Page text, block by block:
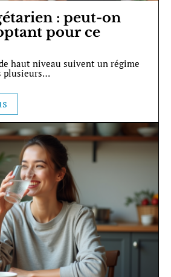
: peut-on
pour ce
haut niveau suivent un régime
plusieurs…